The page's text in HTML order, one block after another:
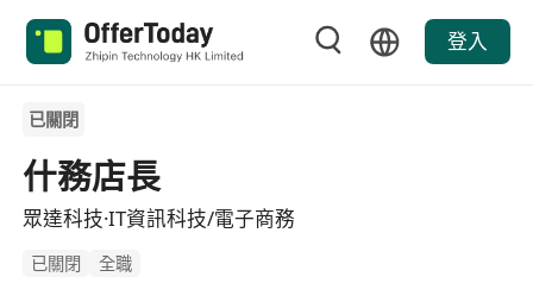
登入
已關閉
什務店長
眾達科技·IT資訊科技/電子商務
已關閉 全職